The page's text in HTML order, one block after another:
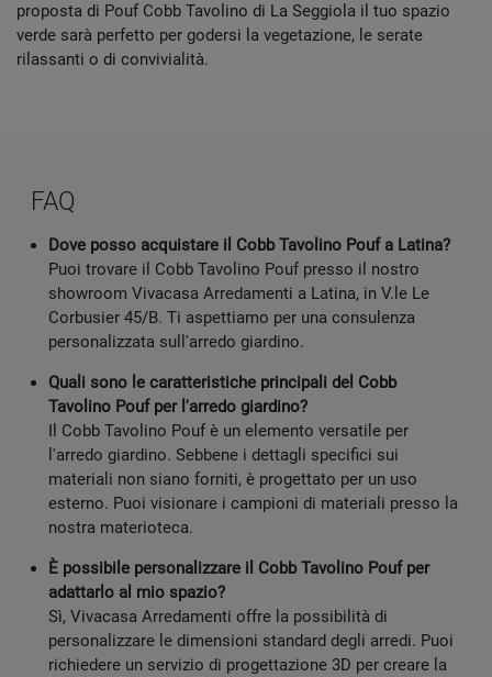
proposta di Pouf Cobb Tavolino di La Seggiola il tuo spazio
verde sarà perfetto per godersi la vegetazione, le serate
rilassanti o di convivialità.
FAQ
Dove posso acquistare il Cobb Tavolino Pouf a Latina?
Puoi trovare il Cobb Tavolino Pouf presso il nostro
showroom Vivacasa Arredamenti a Latina, in V.le Le
Corbusier 45/B. Ti aspettiamo per una consulenza
personalizzata sull'arredo giardino.
Quali sono le caratteristiche principali del Cobb
Tavolino Pouf per l'arredo giardino?
Il Cobb Tavolino Pouf è un elemento versatile per
l'arredo giardino. Sebbene i dettagli specifici sui
materiali non siano forniti, è progettato per un uso
esterno. Puoi visionare i campioni di materiali presso la
nostra materioteca.
È possibile personalizzare il Cobb Tavolino Pouf per
adattarlo al mio spazio?
Sì, Vivacasa Arredamenti offre la possibilità di
personalizzare le dimensioni standard degli arredi. Puoi
richiedere un servizio di progettazione 3D per creare la